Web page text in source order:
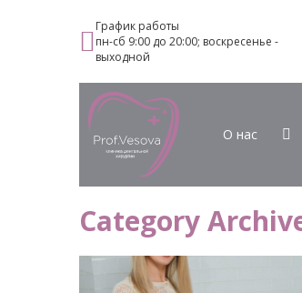
График работы
пн-сб 9:00 до 20:00; воскресенье -
выходной
О нас
Category